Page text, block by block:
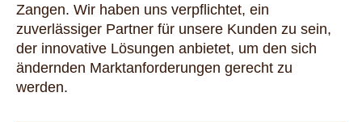
Zangen. Wir haben uns verpflichtet, ein
zuverlässiger Partner für unsere Kunden zu sein,
der innovative Lösungen anbietet, um den sich
ändernden Marktanforderungen gerecht zu
werden.